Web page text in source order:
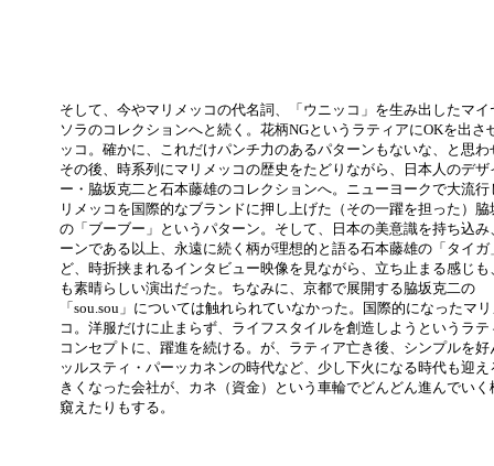
そして、今やマリメッコの代名詞、「ウニッコ」を生み出したマイ
ソラのコレクションへと続く。花柄NGというラティアにOKを出さ
ッコ。確かに、これだけパンチ力のあるパターンもないな、と思わ
その後、時系列にマリメッコの歴史をたどりながら、日本人のデザ
ー・脇坂克二と石本藤雄のコレクションへ。ニューヨークで大流行
リメッコを国際的なブランドに押し上げた（その一躍を担った）脇
の「ブーブー」というパターン。そして、日本の美意識を持ち込み
ーンである以上、永遠に続く柄が理想的と語る石本藤雄の「タイガ
ど、時折挟まれるインタビュー映像を見ながら、立ち止まる感じも
も素晴らしい演出だった。ちなみに、京都で展開する脇坂克二の
「sou.sou」については触れられていなかった。国際的になったマ
コ。洋服だけに止まらず、ライフスタイルを創造しようというラテ
コンセプトに、躍進を続ける。が、ラティア亡き後、シンプルを好
ッルスティ・パーッカネンの時代など、少し下火になる時代も迎え
きくなった会社が、カネ（資金）という車輪でどんどん進んでいく
窺えたりもする。